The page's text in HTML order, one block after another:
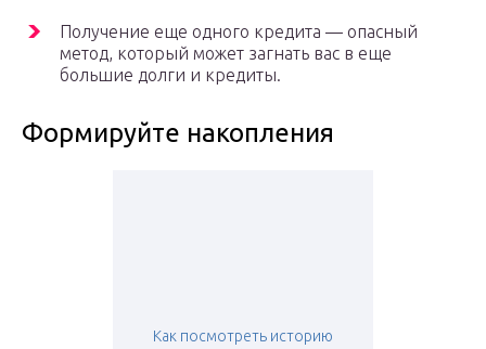
Получение еще одного кредита — опасный
метод, который может загнать вас в еще
большие долги и кредиты.
Формируйте накопления
Как посмотреть историю